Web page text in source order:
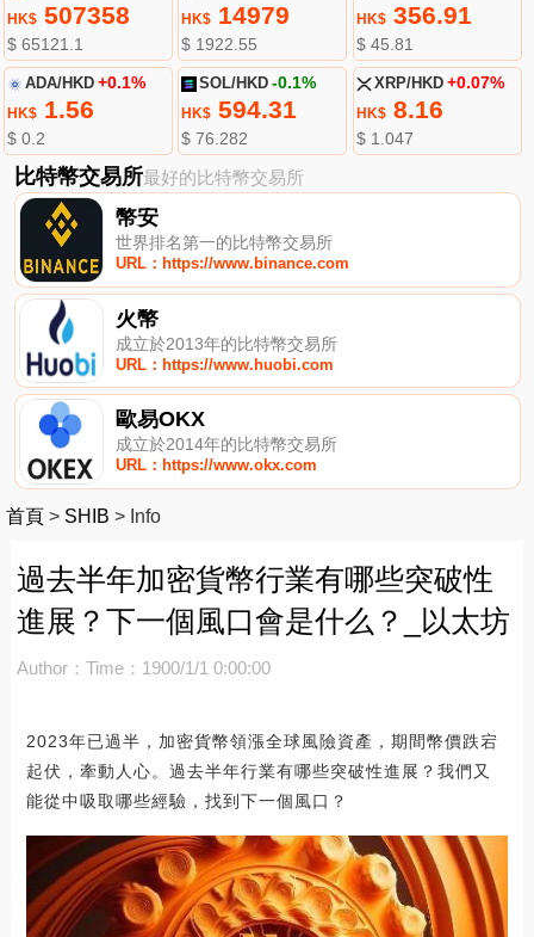
HK$507358
$ 65121.1
HK$ 14979
$ 1922.55
HK$356.91
$ 45.81
ADA/HKD +0.1%
HK$1.56
$ 0.2
SOL/HKD -0.1%
HK$ 594.31
$ 76.282
XRP/HKD +0.07%
HK$8.16
$ 1.047
比特幣交易所最好的比特幣交易所
幣安
世界排名第一的比特幣交易所
URL：https://www.binance.com
火幣
成立於2013年的比特幣交易所
URL：https://www.huobi.com
歐易OKX
成立於2014年的比特幣交易所
URL：https://www.okx.com
首頁 > SHIB > Info
過去半年加密貨幣行業有哪些突破性
進展？下一個風口會是什么？_以太坊
Author： Time：1900/1/1 0:00:00
2023年已過半，加密貨幣領漲全球風險資產，期間幣價跌宕
起伏，牽動人心。過去半年行業有哪些突破性進展？我們又
能從中吸取哪些經驗，找到下一個風口？